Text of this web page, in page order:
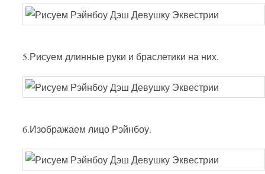
5.Рисуем длинные руки и браслетики на них.
6.Изображаем лицо Рэйнбоу.